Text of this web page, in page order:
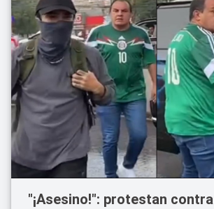
"¡Asesino!": protestan contra